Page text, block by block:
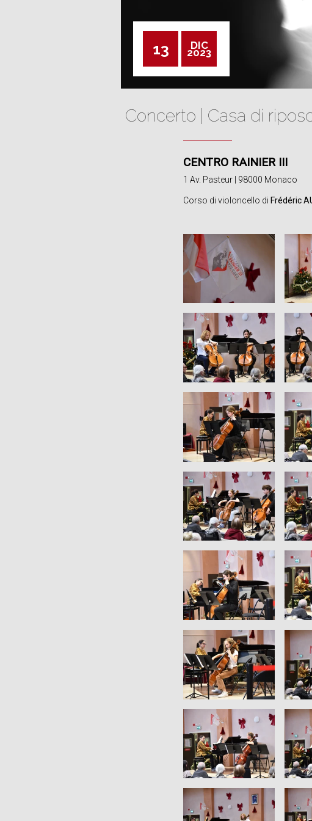
13 DIC
2023
Concerto | Casa di
CENTRO RAINIER III
1 Av. Pasteur | 98000 Monaco
Corso di violoncello di Frédéric